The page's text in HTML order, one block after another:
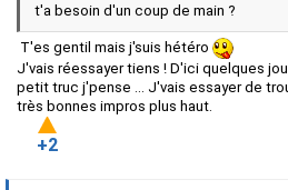
t'a besoin d'un coup de main ?
T'es gentil mais j'suis hétéro
J'vais réessayer tiens ! D'ici quelques
petit truc j'pense ... J'vais essayer de
très bonnes impros plus haut.
+2